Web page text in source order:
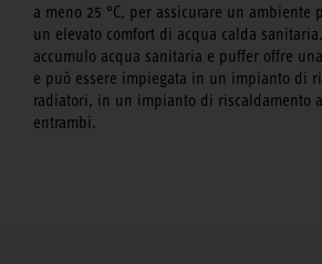
a meno 25 °C, per assicurare un ambiente
un elevato comfort di acqua calda
accumulo acqua sanitaria e puffer offre
e può essere impiegata in un impianto di
radiatori, in un impianto di riscaldamento
entrambi.